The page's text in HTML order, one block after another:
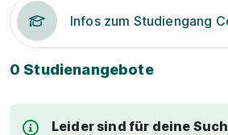
Infos zum Studiengang
0 Studienangebote
Leider sind für deine